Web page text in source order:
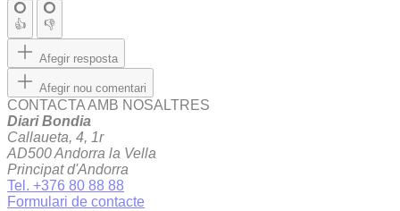
👍 👎
Afegir resposta
Afegir nou comentari
CONTACTA AMB NOSALTRES
Diari Bondia
Callaueta, 4, 1r
AD500 Andorra la Vella
Principat d'Andorra
Tel. +376 80 88 88
Formulari de contacte